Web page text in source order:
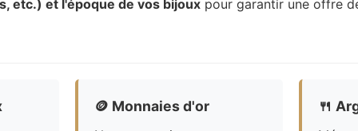
etc.) et l'époque de vos bijoux pour garantir une offre
🪙 Monnaies d'or 🍴